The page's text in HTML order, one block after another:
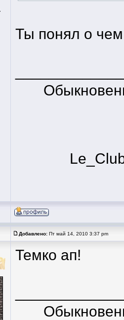
Ты понял о
Добавлено: Пт май 14, 2010 3:37 pm
Темко ап!